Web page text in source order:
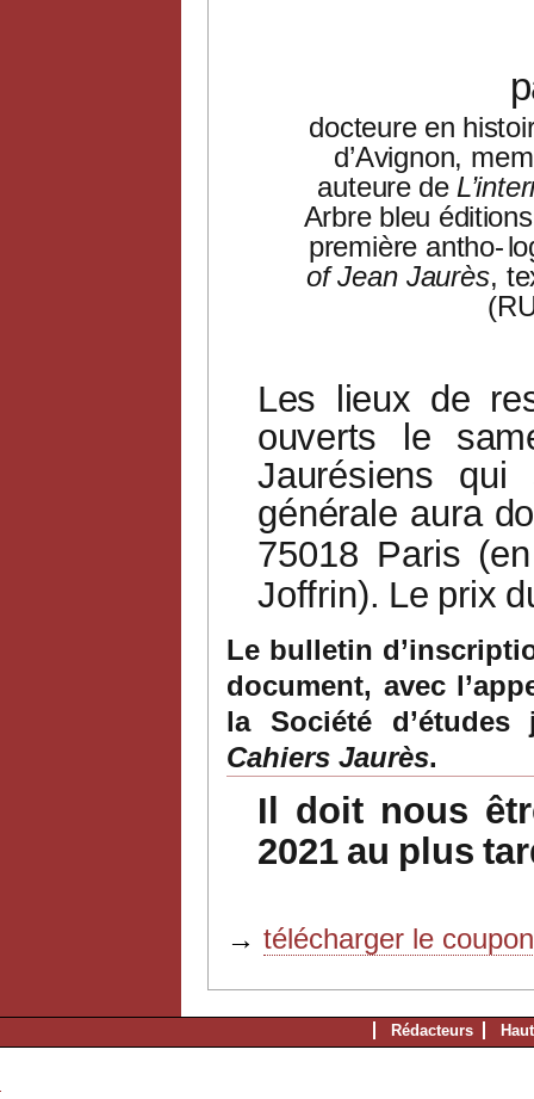
docteure en
d’Avignon,
auteure de
Arbre bleu
première antho-
of Jean Jaurès,
Les lieux de
ouverts
le
Jaurésiens
qui
générale aura
75018 Paris (en
Joffrin). Le prix
Le bulletin
document, avec
la Société d’études
Cahiers Jaurès.
Il doit nous
2021 au plus
→ télécharger le
Rédacteurs